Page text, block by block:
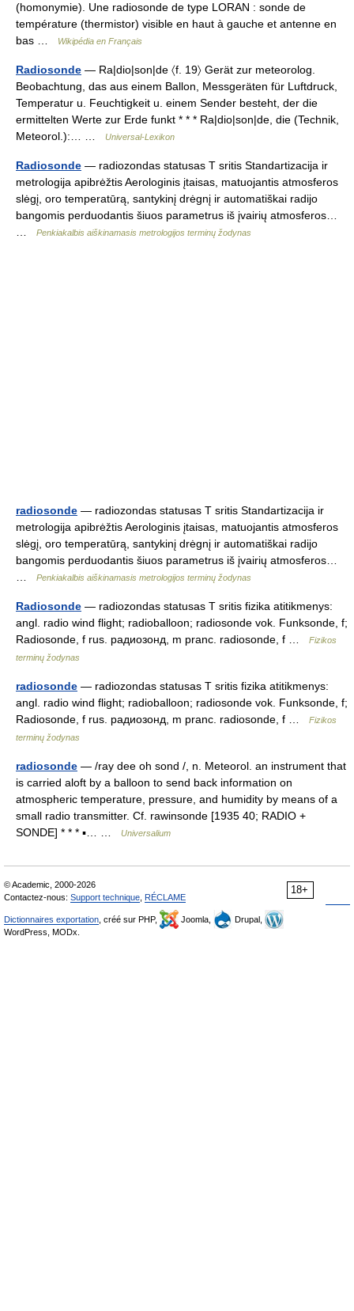
(homonymie). Une radiosonde de type LORAN : sonde de
température (thermistor) visible en haut à gauche et antenne en
bas …
Wikipédia en Français
Radiosonde — Ra|dio|son|de 〈f. 19〉 Gerät zur meteorolog.
Beobachtung, das aus einem Ballon, Messgeräten für Luftdruck,
Temperatur u. Feuchtigkeit u. einem Sender besteht, der die
ermittelten Werte zur Erde funkt * * * Ra|dio|son|de, die (Technik,
Meteorol.):… …
Universal-Lexikon
Radiosonde — radiozondas statusas T sritis Standartizacija ir
metrologija apibrėžtis Aerologinis įtaisas, matuojantis atmosferos
slėgį, oro temperatūrą, santykinį drėgnį ir automatiškai radijo
bangomis perduodantis šiuos parametrus iš įvairių atmosferos…
…
Penkiakalbis aiškinamasis metrologijos terminų žodynas
radiosonde — radiozondas statusas T sritis Standartizacija ir
metrologija apibrėžtis Aerologinis įtaisas, matuojantis atmosferos
slėgį, oro temperatūrą, santykinį drėgnį ir automatiškai radijo
bangomis perduodantis šiuos parametrus iš įvairių atmosferos…
…
Penkiakalbis aiškinamasis metrologijos terminų žodynas
Radiosonde — radiozondas statusas T sritis fizika atitikmenys:
angl. radio wind flight; radioballoon; radiosonde vok. Funksonde, f;
Radiosonde, f rus. радиозонд, m pranc. radiosonde, f …
Fizikos
terminų žodynas
radiosonde — radiozondas statusas T sritis fizika atitikmenys:
angl. radio wind flight; radioballoon; radiosonde vok. Funksonde, f;
Radiosonde, f rus. радиозонд, m pranc. radiosonde, f …
Fizikos
terminų žodynas
radiosonde — /ray dee oh sond /, n. Meteorol. an instrument that
is carried aloft by a balloon to send back information on
atmospheric temperature, pressure, and humidity by means of a
small radio transmitter. Cf. rawinsonde [1935 40; RADIO +
SONDE] * * * ▪… …
Universalium
18+
© Academic, 2000-2026
Contactez-nous: Support technique RÉCLAME
Dictionnaires exportation , créé sur PHP, Joomla,
Drupal,
WordPress, MODx.